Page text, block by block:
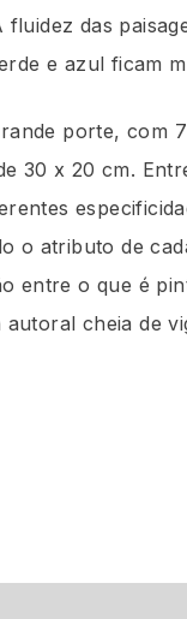
das
e azul ficam
porte, com
30 x 20 cm.
o atributo de
entre o que é
cheia de